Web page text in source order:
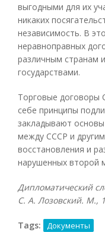
выгодными для их
никаких
независимость. В
неравноправных
различным странам
государствами.
Торговые договоры
себе принципы
закладывают
между СССР и
восстановления и
нарушенных второй
Дипломатический
С. А. Лозовский. М.,
Tags: Документы